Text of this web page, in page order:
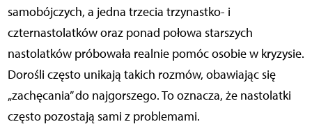
samobójczych, a jedna trzecia trzynastko- i
czternastolatków oraz ponad połowa starszych
nastolatków próbowała realnie pomóc osobie w kryzysie.
Dorośli często unikają takich rozmów, obawiając się
„zachęcania” do najgorszego. To oznacza, że nastolatki
często pozostają sami z problemami.